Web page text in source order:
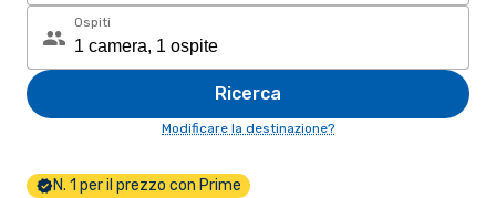
Ospiti
Ricerca
Modificare la destinazione?
N. 1 per il prezzo con Prime